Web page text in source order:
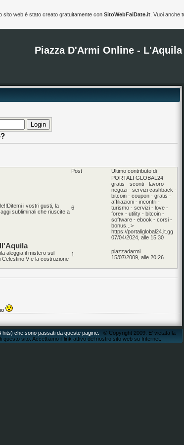
Piazza D'Armi Online -
Post Ultimo contributo di
i vostri gusti, la
subliminali che riuscite a
6
PORTALI GLOBAL24
gratis - sconti - lavoro -
negozi - servizi cashback -
bitcoin - coupon - gratis -
affiliazioni - incontri -
turismo - servizi - love -
forex - utility - bitcoin -
software - ebook - corsi -
bonus...>
https://portaliglobal24.it.gg
07/04/2024, alle 15:30
aleggia il mistero sul
V e la costruzione
1
piazzadarmi
15/07/2009, alle 20:26
che sono passati da queste pagine.
© Copyright 2009. E' vietata la
questo sito. Accettiamo il link attivo del nostro sito web su Internet.
sito web è stato creato gratuitamente con SitoWebFaiDate.it. Vuoi anche